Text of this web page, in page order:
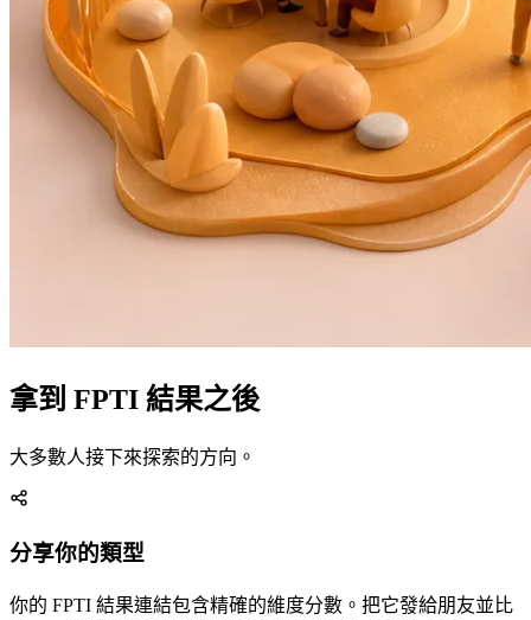
拿到 FPTI 結果之後
大多數人接下來探索的方向。
分享你的類型
你的 FPTI 結果連結包含精確的維度分數。把它發給朋友並比